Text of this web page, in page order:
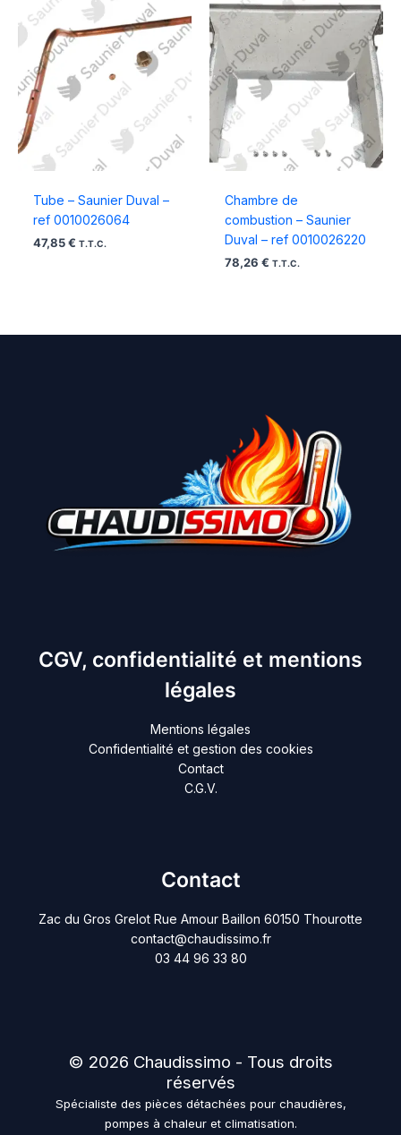
Tube – Saunier Duval –
ref 0010026064
47,85 € T.T.C.
Chambre de
combustion – Saunier
Duval – ref 0010026220
78,26 € T.T.C.
CGV, confidentialité et mentions
légales
Mentions légales
Confidentialité et gestion des cookies
Contact
C.G.V.
Contact
Zac du Gros Grelot Rue Amour Baillon 60150 Thourotte
contact@chaudissimo.fr
03 44 96 33 80
© 2026 Chaudissimo - Tous droits
réservés
Spécialiste des pièces détachées pour chaudières,
pompes à chaleur et climatisation.